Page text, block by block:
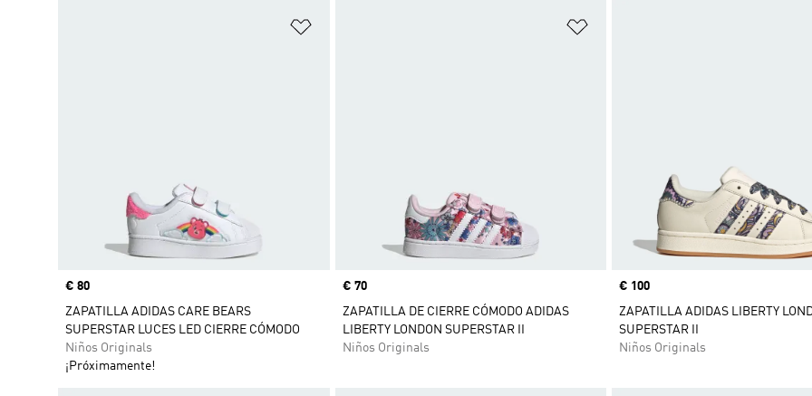
Precio
€ 80
ZAPATILLA ADIDAS CARE BEARS
SUPERSTAR LUCES LED CIERRE CÓMODO
Niños Originals
¡Próximamente!
Precio
€ 70
ZAPATILLA DE CIERRE CÓMODO ADIDAS
LIBERTY LONDON SUPERSTAR II
Niños Originals
Precio
€ 100
ZAPATILLA ADIDAS LIBERTY
SUPERSTAR II
Niños Originals